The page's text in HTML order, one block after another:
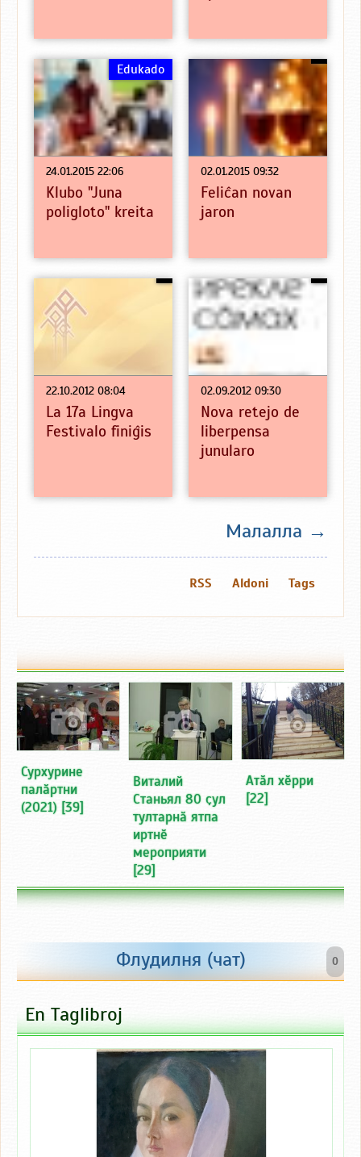
24.01.2015 22:06
Edukado
Klubo "Juna
poligloto" kreita
02.01.2015 09:32
Feliĉan novan
jaron
22.10.2012 08:04
La 17a Lingva
Festivalo finiĝis
02.09.2012 09:30
Nova retejo de
liberpensa
junularo
Малалла →
Tags
Aldoni
RSS
Сурхурине
палӑртни
(2021) [39]
Виталий
Станьял 80 ҫул
тултарнӑ ятпа
иртнӗ
мероприяти
[29]
Атӑл хӗрри
[22]
0
Флудилня (чат)
En Taglibroj